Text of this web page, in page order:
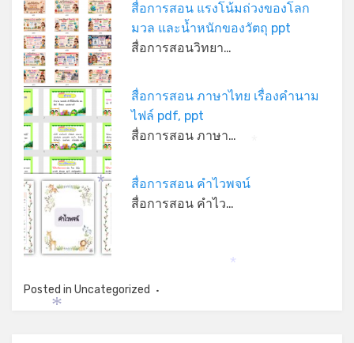
สื่อการสอน แรงโน้มถ่วงของโลก
มวล และน้ำหนักของวัตถุ ppt
สื่อการสอนวิทยา…
สื่อการสอน ภาษาไทย เรื่องคำนาม
ไฟล์ pdf, ppt
สื่อการสอน ภาษา…
สื่อการสอน คำไวพจน์
สื่อการสอน คำไว…
Posted in Uncategorized